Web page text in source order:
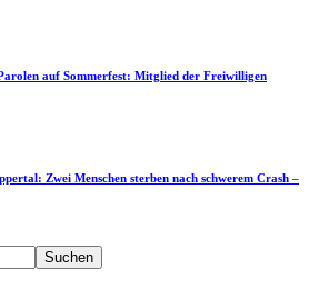
auf Sommerfest: Mitglied der Freiwilligen
Zwei Menschen sterben nach schwerem Crash –
Suchen